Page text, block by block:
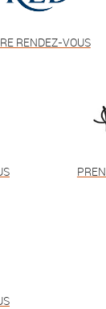
RENDEZ-VOUS